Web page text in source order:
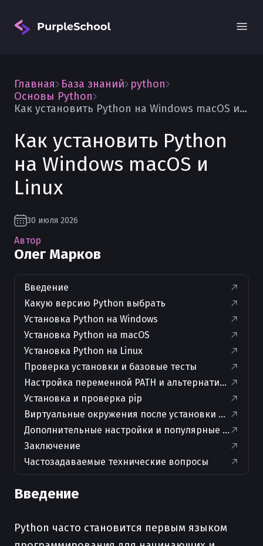
Вход
Главная База знаний python
Основы Python
Как установить Python на Windows macOS и Linux
Как установить Python
на Windows macOS и
Linux
30 июля 2026
Автор
Олег Марков
Введение
Какую версию Python выбрать
Установка Python на Windows
Установка Python на macOS
Установка Python на Linux
Проверка установки и базовые тесты
Настройка переменной PATH и альтернативные
Установка и проверка pip
Виртуальные окружения после установки Python
Дополнительные настройки и популярные
Заключение
Частозадаваемые технические вопросы
Введение
Python часто становится первым языком